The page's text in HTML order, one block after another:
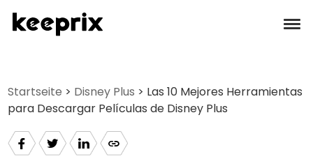
Reseñas
Precios
Startseite > Disney Plus > Las 10 Mejores Herramientas
para Descargar Películas de Disney Plus